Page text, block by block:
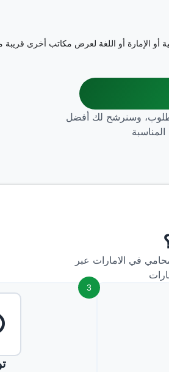
أو الإمارة أو اللغة لعرض مكاتب أخرى
وسنرشح لك أفضل
المناسبة
في الامارات عبر
3